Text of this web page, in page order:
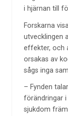
i hjärnan till
Forskarna
utvecklingen
effekter, och
orsakas av
sågs inga
– Fynden
förändringar i
sjukdom